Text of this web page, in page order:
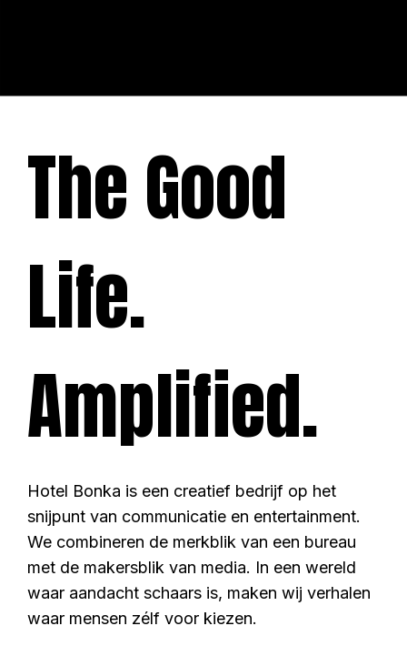
TheGood
Life.
Amplified.
Hotel Bonka is een creatief bedrijf op het
snijpunt van communicatie en entertainment.
We combineren de merkblik van een bureau
met de makersblik van media. In een wereld
waar aandacht schaars is, maken wij verhalen
waar mensen zélf voor kiezen.